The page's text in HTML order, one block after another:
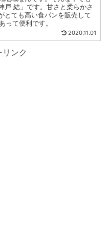
戸 結」です。甘さと柔らかさ
とても高い食パンを販売して
って便利です。
2020.11.01
ンク